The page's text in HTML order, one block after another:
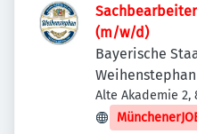
(m/w/d)
Bayerische
Weihenstephan
Alte Akademie 2,